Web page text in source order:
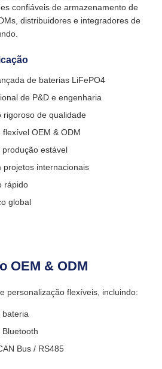
confiáveis de armazenamento de
distribuidores e integradores de
de baterias LiFePO4
de P&D e engenharia
rigoroso de qualidade
flexível OEM & ODM
estável
projetos internacionais
rápido
global
OEM & ODM
personalização flexíveis, incluindo:
bateria
Bus / RS485